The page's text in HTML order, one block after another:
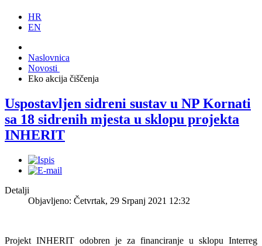
HR
EN
Naslovnica
Novosti
Eko akcija čiščenja
Uspostavljen sidreni sustav u NP Kornati
sa 18 sidrenih mjesta u sklopu projekta
INHERIT
Detalji
Objavljeno: Četvrtak, 29 Srpanj 2021 12:32
Projekt INHERIT odobren je za financiranje u sklopu Interreg